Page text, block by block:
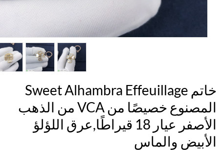
خاتم Sweet Alhambra Effeuillage
المصنوع خصيصًا من VCA من الذهب
الأصفر عيار 18 قيراطًا,عرق اللؤلؤ
والماس